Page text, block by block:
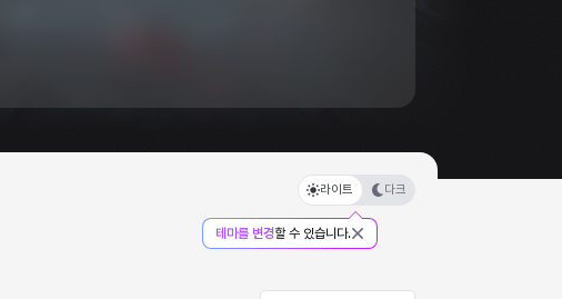
라이트 다크
테마를 변경할 수 있습니다.